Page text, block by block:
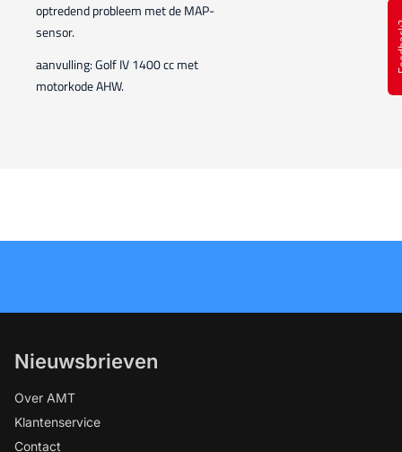
optredend probleem met de MAP-
sensor.
aanvulling: Golf IV 1400 cc met
motorkode AHW.
Nieuwsbrieven
Over AMT
Klantenservice
Contact